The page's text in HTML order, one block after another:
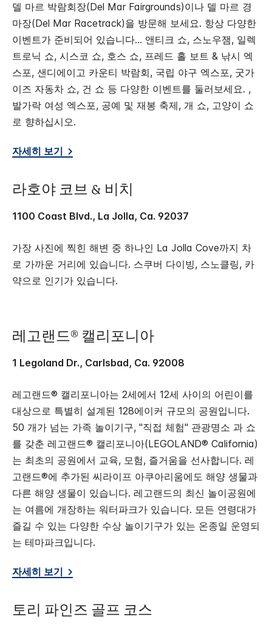
델 마르 박람회장(Del Mar Fairgrounds)이나 델 마르 경
마장(Del Mar Racetrack)을 방문해 보세요. 항상 다양한
이벤트가 준비되어 있습니다... 앤티크 쇼, 스노우잼, 일렉
트로닉 쇼, 시스코 쇼, 호스 쇼, 프레드 홀 보트 & 낚시 엑
스포, 샌디에이고 카운티 박람회, 국립 야구 엑스포, 굿가
이즈 자동차 쇼, 건 쇼 등 다양한 이벤트를 둘러보세요. ,
발가락 여성 엑스포, 공예 및 재봉 축제, 개 쇼, 고양이 쇼
로 향하십시오.
자세히 보기
라호야 코브 & 비치
1100 Coast Blvd., La Jolla, Ca. 92037
가장 사진에 찍힌 해변 중 하나인 La Jolla Cove까지 차
로 가까운 거리에 있습니다. 스쿠버 다이빙, 스노클링, 카
약으로 인기가 있습니다.
레고랜드® 캘리포니아
1 Legoland Dr., Carlsbad, Ca. 92008
레고랜드® 캘리포니아는 2세에서 12세 사이의 어린이를
대상으로 특별히 설계된 128에이커 규모의 공원입니다.
50 개가 넘는 가족 놀이기구, "직접 체험" 관광명소 과 쇼
를 갖춘 레고랜드® 캘리포니아(LEGOLAND® California)
는 최초의 공원에서 교육, 모험, 즐거움을 선사합니다. 레
고랜드®에 추가된 씨라이프 아쿠아리움에도 해양 생물과
다른 해양 생물이 있습니다. 레고랜드의 최신 놀이공원에
는 여름에 개장하는 워터파크가 있습니다. 모든 연령대가
즐길 수 있는 다양한 수상 놀이기구가 있는 온종일 운영되
는 테마파크입니다.
자세히 보기
토리 파인즈 골프 코스